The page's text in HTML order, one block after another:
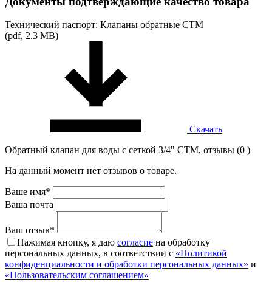
Технический паспорт: Клапаны обратные СТМ
(pdf, 2.3 MB)
Скачать
Обратный клапан для воды с сеткой 3/4" CTM, отзывы (0 )
На данный момент нет отзывов о товаре.
Ваше имя*
Ваша почта
Ваш отзыв*
Нажимая кнопку, я даю согласие на обработку
персональных данных, в соответствии с «Политикой
конфиденциальности и обработки персональных данных» и
«Пользовательским соглашением»